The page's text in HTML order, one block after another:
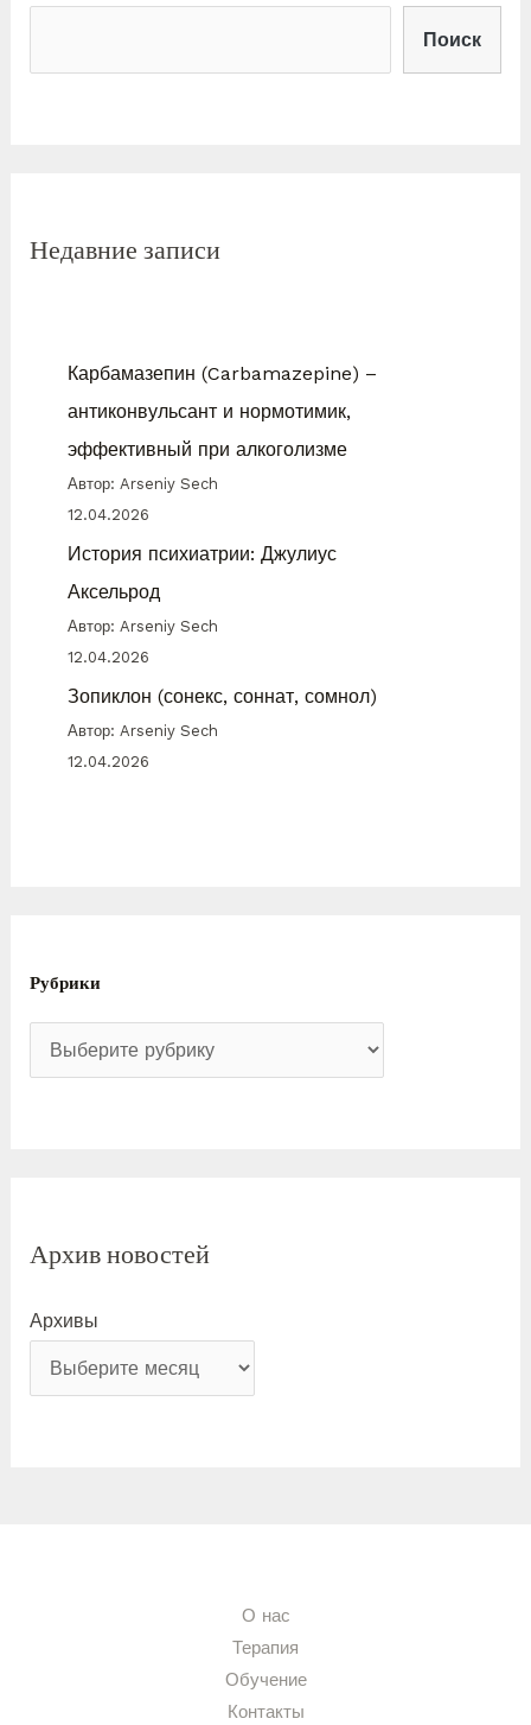
Поиск
Недавние записи
Карбамазепин (Carbamazepine) –
антиконвульсант и нормотимик,
эффективный при алкоголизме
Автор: Arseniy Sech
12.04.2026
История психиатрии: Джулиус
Аксельрод
Автор: Arseniy Sech
12.04.2026
Зопиклон (сонекс, соннат, сомнол)
Автор: Arseniy Sech
12.04.2026
Рубрики
Архив новостей
Архивы
О нас
Терапия
Обучение
Контакты